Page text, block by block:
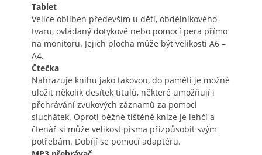
Tablet
Velice oblíben především u dětí, obdélníkového
tvaru, ovládaný dotykově nebo pomocí pera přímo
na monitoru. Jejich plocha může být velikosti A6 –
A4.
Čtečka
Nahrazuje knihu jako takovou, do paměti je možné
uložit několik desítek titulů, některé umožňují i
přehrávání zvukových záznamů za pomoci
sluchátek. Oproti běžné tištěné knize je lehčí a
čtenář si může velikost písma přizpůsobit svým
potřebám. Dobíjí se pomocí adaptéru.